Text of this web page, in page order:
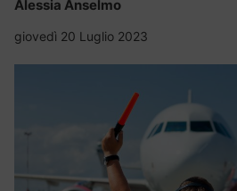
Alessia Anselmo
giovedì 20 Luglio 2023